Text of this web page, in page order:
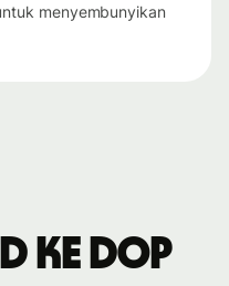
menyembunyikan
ke DOP